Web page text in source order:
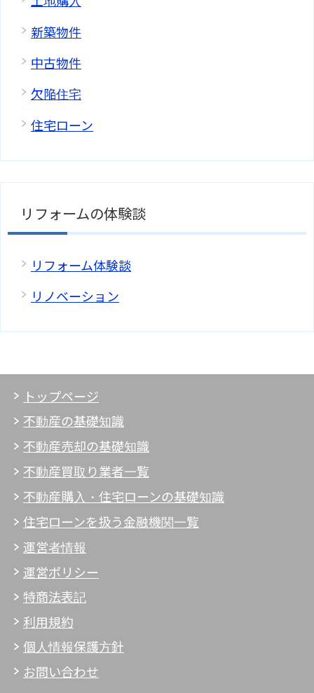
新築物件
中古物件
欠陥住宅
住宅ローン
リフォームの体験談
リフォーム体験談
リノベーション
トップページ
不動産の基礎知識
不動産売却の基礎知識
不動産買取り業者一覧
不動産購入・住宅ローンの基礎知識
住宅ローンを扱う金融機関一覧
運営者情報
運営ポリシー
特商法表記
利用規約
個人情報保護方針
お問い合わせ